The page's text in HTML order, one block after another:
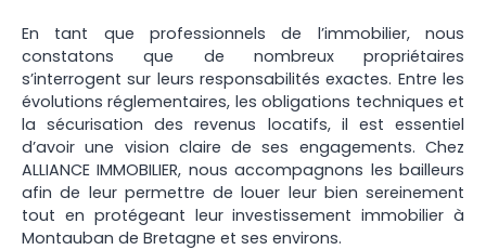
En tant que professionnels de l’immobilier, nous
constatons que de nombreux propriétaires
s’interrogent sur leurs responsabilités exactes. Entre les
évolutions réglementaires, les obligations techniques et
la sécurisation des revenus locatifs, il est essentiel
d’avoir une vision claire de ses engagements. Chez
ALLIANCE IMMOBILIER, nous accompagnons les bailleurs
afin de leur permettre de louer leur bien sereinement
tout en protégeant leur investissement immobilier à
Montauban de Bretagne et ses environs.